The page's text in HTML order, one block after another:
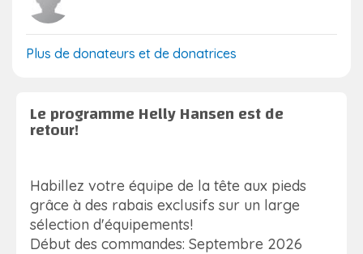
Plus de donateurs et de donatrices
Le programme Helly Hansen est de
retour!
Habillez votre équipe de la tête aux pieds
grâce à des rabais exclusifs sur un large
sélection d'équipements!
Début des commandes: Septembre 2026